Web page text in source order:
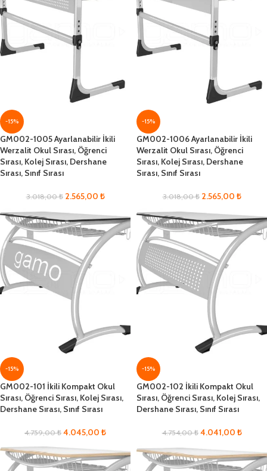
-15%
GM002-1005 Ayarlanabilir İkili
Werzalit Okul Sırası, Öğrenci
Sırası, Kolej Sırası, Dershane
Sırası, Sınıf Sırası
3.018,00₺ 2.565,00 ₺
-15%
GM002-1006 Ayarlanabilir İkili
Werzalit Okul Sırası, Öğrenci
Sırası, Kolej Sırası, Dershane
Sırası, Sınıf Sırası
3.018,00₺ 2.565,00 ₺
-15%
GM002-101 İkili Kompakt Okul
Sırası, Öğrenci Sırası, Kolej Sırası,
Dershane Sırası, Sınıf Sırası
4.759,00₺ 4.045,00 ₺
-15%
GM002-102 İkili Kompakt Okul
Sırası, Öğrenci Sırası, Kolej Sırası,
Dershane Sırası, Sınıf Sırası
4.754,00₺ 4.041,00 ₺